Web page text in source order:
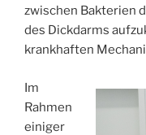
zwischen Bakterien
des Dickdarms
krankhaften
Im
Rahmen
einiger